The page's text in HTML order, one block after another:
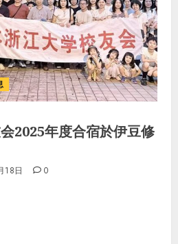
2025年度合宿於伊豆修
18日 0